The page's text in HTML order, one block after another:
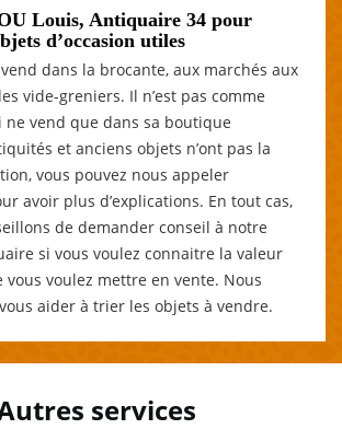
Louis, Antiquaire 34 pour
d’occasion utiles
dans la brocante, aux marchés aux
vide-greniers. Il n’est pas comme
vend que dans sa boutique
et anciens objets n’ont pas la
vous pouvez nous appeler
avoir plus d’explications. En tout cas,
de demander conseil à notre
si vous voulez connaitre la valeur
vous voulez mettre en vente. Nous
aider à trier les objets à vendre.
services